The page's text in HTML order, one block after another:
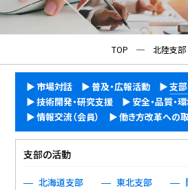
TOP ─ 北陸支部
市場対話 普及・広報活動
支
技術開発・研究支援
安全・品質・
情報交流（会員）
働き方改革への
支部の活動
北海道支部 東北支部